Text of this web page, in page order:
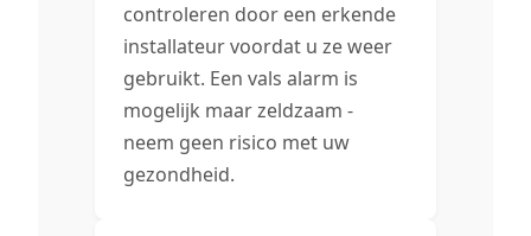
controleren door een erkende
installateur voordat u ze weer
gebruikt. Een vals alarm is
mogelijk maar zeldzaam -
neem geen risico met uw
gezondheid.